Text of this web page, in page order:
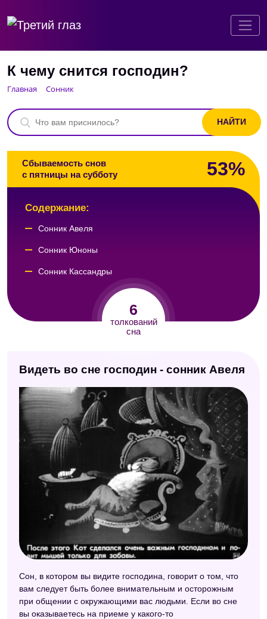
К чему снится господин?
Главная Сонник
Сбываемость снов
с пятницы на субботу
53%
6
толкований
сна
Содержание:
Сонник Авеля
Сонник Юноны
Сонник Кассандры
Сонник Кананита
Видеть во сне господин - сонник Авеля
Сон, в котором вы видите господина, говорит о том, что
вам следует быть более внимательным и осторожным
при общении с окружающими вас людьми. Если во сне
вы оказываетесь на приеме у какого-то